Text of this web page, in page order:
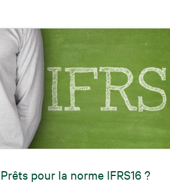
Prêts pour la norme IFRS16 ?